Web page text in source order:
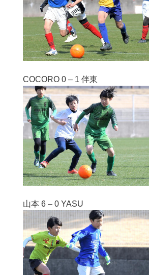
COCORO 0 – 1 伴東
山本 6 – 0 YASU